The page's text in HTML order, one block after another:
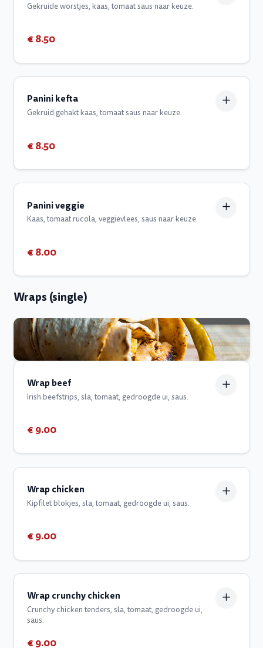
Gekruide worstjes, kaas, tomaat saus naar keuze.
€ 8.50
Panini kefta
Gekruid gehakt kaas, tomaat saus naar keuze.
€ 8.50
Panini veggie
Kaas, tomaat rucola, veggievlees, saus naar keuze.
€ 8.00
Wraps (single)
Wrap beef
Irish beefstrips, sla, tomaat, gedroogde ui, saus.
€ 9.00
Wrap chicken
Kipfilet blokjes, sla, tomaat, gedroogde ui, saus.
€ 9.00
Wrap crunchy chicken
Crunchy chicken tenders, sla, tomaat, gedroogde ui,
saus.
€ 9.00